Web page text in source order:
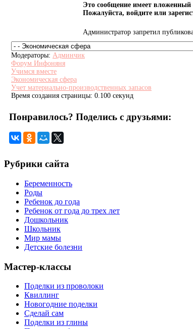
Это сообщение имеет
Пожалуйста, войдите или
Администратор запретил
Модераторы: Админчик
Форум Инфоняня
Учимся вместе
Экономическая сфера
Учет материально-производственных запасов
Время создания страницы: 0.100 секунд
Понравилось? Поделись с друзьями:
Рубрики сайта
Беременность
Роды
Ребенок до года
Ребенок от года до трех лет
Дошкольник
Школьник
Мир мамы
Детские болезни
Мастер-классы
Поделки из проволоки
Квиллинг
Новогодние поделки
Сделай сам
Поделки из глины